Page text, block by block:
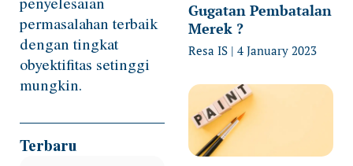
permasalahan terbaik
dengan tingkat
obyektifitas setinggi
mungkin.
Terbaru
Gugatan Pembatalan
Merek ?
Resa IS 4 January 2023